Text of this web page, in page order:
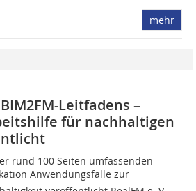
mehr
Leitfadens –
für nachhaltigen
rund 100 Seiten umfassenden
Anwendungsfälle zur